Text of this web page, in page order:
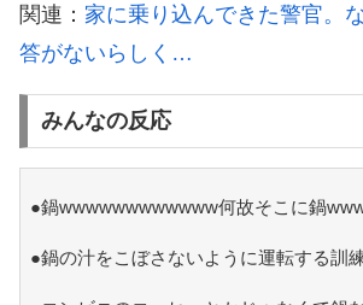
関連： 家に乗り込んできた警官。
答がないらしく…
みんなの反応
●鍋wwwwwwwwwwww何故そこに鍋
●鍋の汁をこぼさないように運転する訓